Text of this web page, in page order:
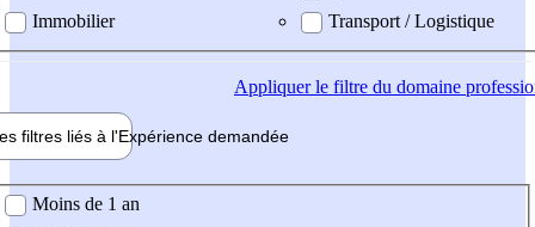
Immobilier
Transport / Logistique
Appliquerle filtre du domaine
filtres liés à l'Expérience demandée
demandée
Moins de 1 an